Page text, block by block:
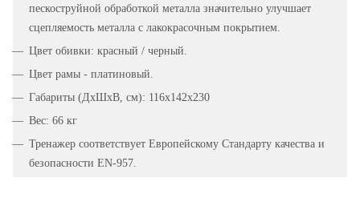
пескоструйной обработкой металла значительно улучшает
сцепляемость металла с лакокрасочным покрытием.
Цвет обивки: красный / черный.
Цвет рамы - платиновый.
Габариты (ДхШхВ, см): 116х142х230
Вес: 66 кг
Тренажер соответствует Европейскому Стандарту качества и
безопасности EN-957.